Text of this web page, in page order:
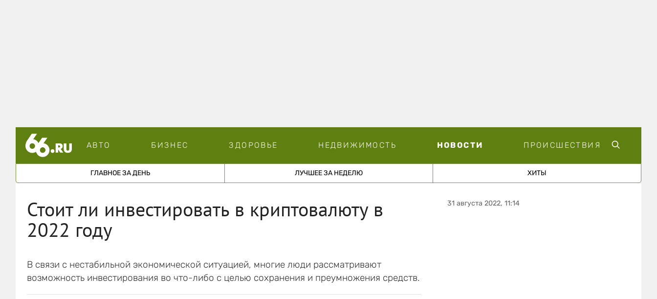
АВТО БИЗНЕС ЗДОРОВЬЕ НЕДВИЖИМОСТЬ НОВОСТИ ПРОИСШЕСТВИЯ
ГЛАВНОЕ ЗА ДЕНЬ ЛУЧШЕЕ ЗА НЕДЕЛЮ ХИТЫ
Стоит ли инвестировать в криптовалюту в
2022 году
В связи с нестабильной экономической ситуацией, многие люди рассматривают
возможность инвестирования во что-либо с целью сохранения и преумножения средств.
31 августа 2022, 11:14